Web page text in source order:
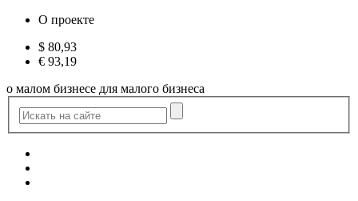
О проекте
$ 80,93
€ 93,19
о малом бизнесе для малого бизнеса